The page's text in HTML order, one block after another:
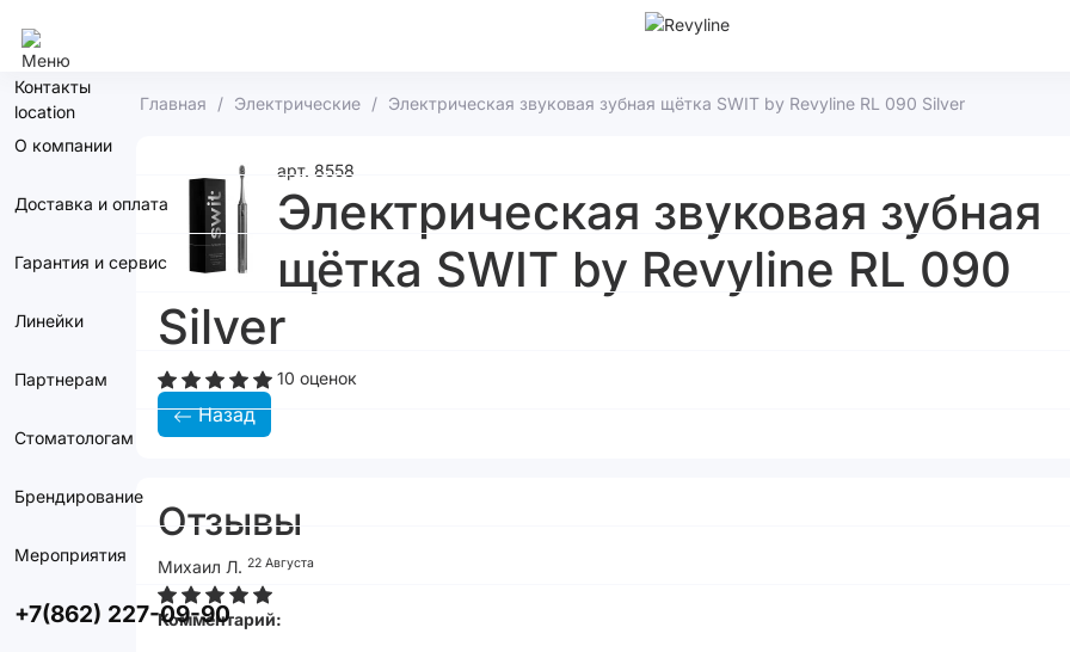
Контакты
О компании
Доставка и оплата
Гарантия и сервис
Линейки
Партнерам
Стоматологам
Брендирование
Мероприятия
+7(862) 227-09-90
Главная Электрические Электрическая звуковая зубная щётка SWIT by Revyline RL 090 Silver
арт. 8558
Электрическая звуковая зубная
щётка SWIT by Revyline RL 090
Silver
10 оценок
Назад
Отзывы
Михаил Л. 22 Августа
Комментарий: